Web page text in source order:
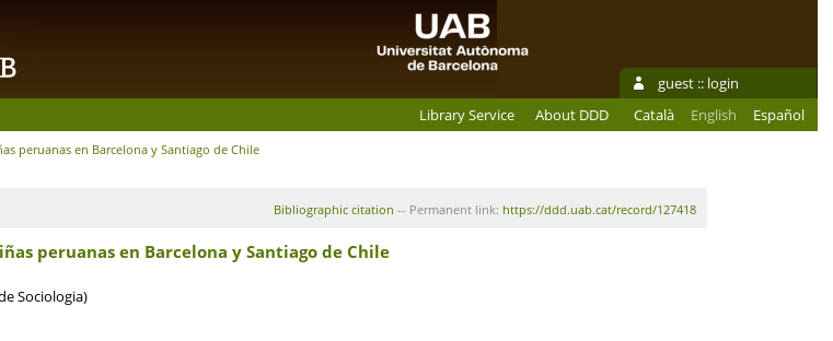
guest :: login
Library Service About DDD Català English Español
peruanas en Barcelona y Santiago de Chile
Bibliographic citation -- Permanent link: https://ddd.uab.cat/record/127418
peruanas en Barcelona y Santiago de Chile
Sociologia)